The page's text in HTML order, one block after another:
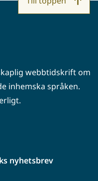
webbtidskrift om
inhemska språken.
nyhetsbrev